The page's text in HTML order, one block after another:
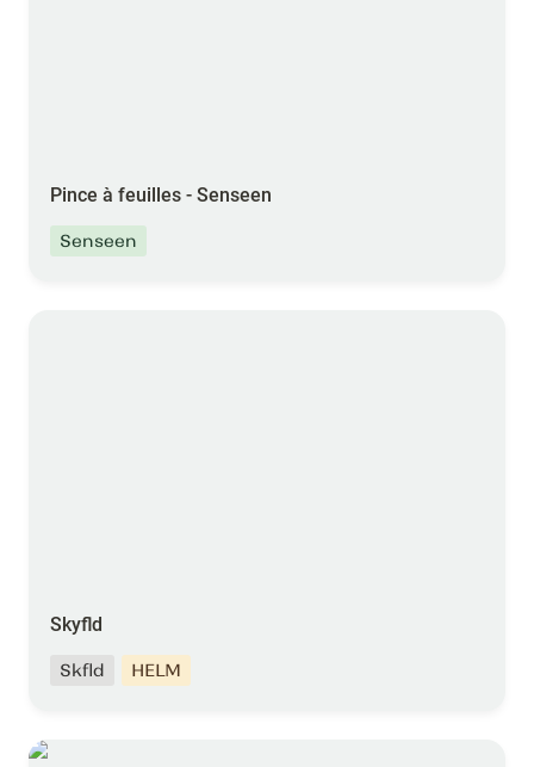
Pince à feuilles - Senseen
Senseen
Skyfld
Skfld HELM
exo.expert